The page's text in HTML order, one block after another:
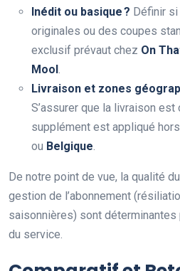
Inédit ou basique ? Définir si
originales ou des coupes
exclusif prévaut chez On
Mool
Livraison et zones
S’assurer que la livraison
supplément est appliqué hors
ou Belgique
De notre point de vue, la qualité
gestion de l’abonnement
saisonnières) sont
du service.